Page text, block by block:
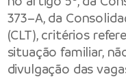
373–A, da
(CLT), critérios
situação familiar,
divulgação das